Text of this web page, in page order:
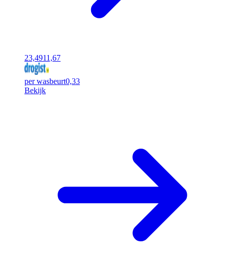
23,4911,67
per wasbeurt0,33
Bekijk